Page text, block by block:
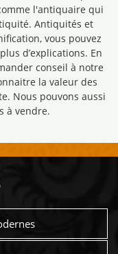
l'antiquaire qui
Antiquités et
vous pouvez
d’explications. En
conseil à notre
la valeur des
Nous pouvons aussi
à vendre.